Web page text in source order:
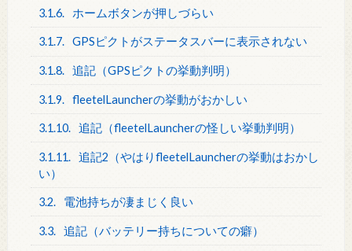
3.1.6. ホームボタンが押しづらい
3.1.7. GPSピクトがステータスバーに表示されない
3.1.8. 追記（GPSピクトの挙動判明）
3.1.9. fleetelLauncherの挙動がおかしい
3.1.10. 追記（fleetelLauncherの怪しい挙動判明）
3.1.11. 追記2（やはりfleetelLauncherの挙動はおかし
い）
3.2. 電池持ちが凄まじく良い
3.3. 追記（バッテリー持ちについての癖）